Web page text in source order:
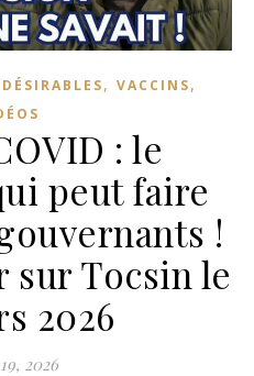
, VACCINS,
: le
peut faire
!
sur Tocsin le
2026
2026